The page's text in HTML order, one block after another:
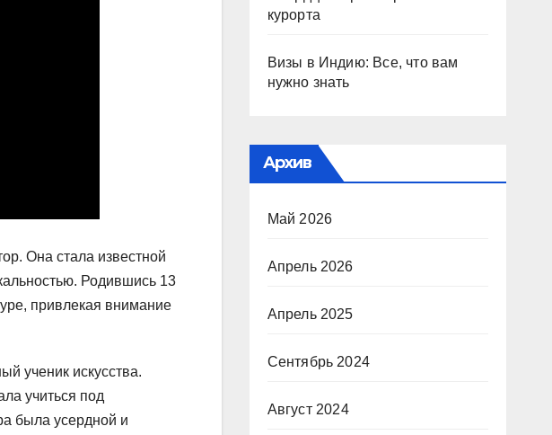
Она стала известной
Родившись 13
привлекая внимание
ученик искусства.
учиться под
была усердной и
курорта
Визы в Индию: Все, что вам
нужно знать
Архив
Май 2026
Апрель 2026
Апрель 2025
Сентябрь 2024
Август 2024